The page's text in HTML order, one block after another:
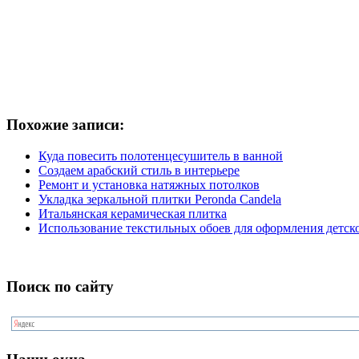
Похожие записи:
Куда повесить полотенцесушитель в ванной
Создаем арабский стиль в интерьере
Ремонт и установка натяжных потолков
Укладка зеркальной плитки Peronda Candela
Итальянская керамическая плитка
Использование текстильных обоев для оформления
Поиск по сайту